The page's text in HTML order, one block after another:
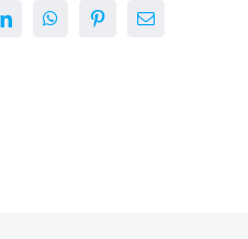
LinkedInWhatsAppPinterest
E-